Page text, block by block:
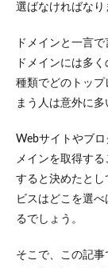
選ばなければなり
ドメインと一言
ドメインには多
種類でどのトッ
まう人は意外に多
Webサイトやブ
メインを取得す
すると決めたと
ビスはどこを選
るでしょう。
そこで、この記